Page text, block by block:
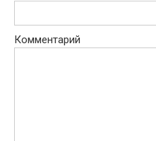
Комментарий